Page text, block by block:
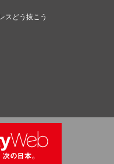
スどう抜こう